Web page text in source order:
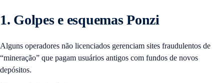
1. Golpes e esquemas Ponzi
Alguns operadores não licenciados gerenciam sites fraudulentos de
“mineração” que pagam usuários antigos com fundos de novos
depósitos.